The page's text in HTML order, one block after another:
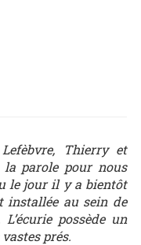
Thierry et
la parole pour nous
le jour il y a bientôt
installée au sein de
possède un
prés.